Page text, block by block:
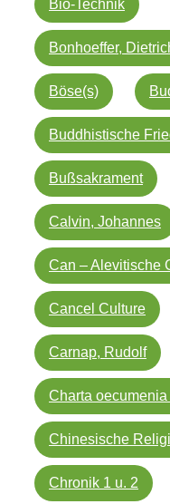
Bio-Technik
Bonhoeffer,
Böse(s)
Buddhistische
Bußsakrament
Calvin, Johannes
Can – Alevitische
Cancel Culture
Carnap, Rudolf
Charta
Chinesische
Chronik 1 u. 2